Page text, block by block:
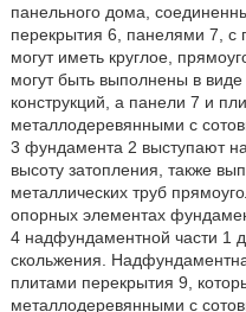
панельного дома,
перекрытия 6, панелями 7,
могут иметь круглое,
могут быть выполнены в
конструкций, а панели 7 и
металлодеревянными с
3 фундамента 2 выступают
высоту затопления, также
металлических труб
опорных элементах
4 надфундаментной части 1
скольжения.
плитами перекрытия 9,
металлодеревянными с